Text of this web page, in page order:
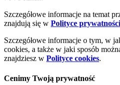
Szczegółowe informacje na temat
znajdują się w Polityce prywatności
Szczegółowe informacje o tym, w
cookies, a także w jaki sposób
znajdziesz w Polityce cookies.
Cenimy Twoją prywatność